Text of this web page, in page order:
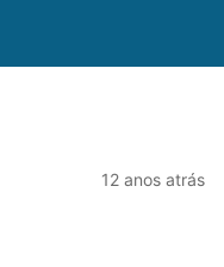
12 anos atrás